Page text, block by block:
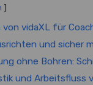
vidaXL für
und sicher
ohne Bohren:
und Arbeitsfluss